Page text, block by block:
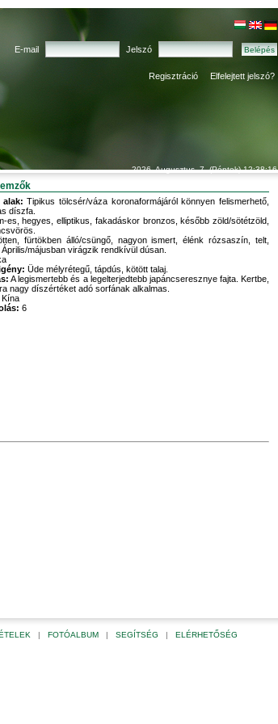
E-mail Jelszó
Regisztráció Elfelejtett jelszó?
2026. Augusztus. 7. (Péntek) 12:38:16
alak: Tipikus tölcsér/váza koronaformájáról könnyen felismerhető,
díszfa.
es, hegyes, elliptikus, fakadáskor bronzos, később zöld/sötétzöld,
fürtökben álló/csüngő, nagyon ismert, élénk rózsaszín, telt,
májusban virágzik rendkívül dúsan.
Üde mélyrétegű, tápdús, kötött talaj.
A legismertebb és a legelterjedtebb japáncseresznye fajta. Kertbe,
nagy díszértéket adó sorfának alkalmas.
Kína
6
| FOTÓALBUM | SEGÍTSÉG |
ELÉRHETŐSÉG